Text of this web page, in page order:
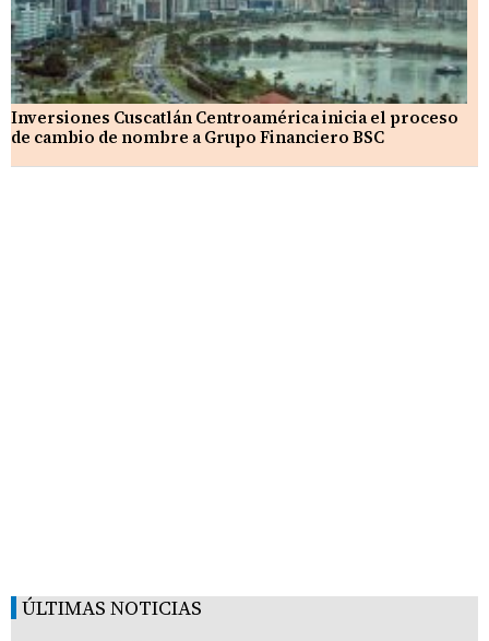
Inversiones Cuscatlán Centroamérica inicia el proceso
de cambio de nombre a Grupo Financiero BSC
ÚLTIMAS NOTICIAS